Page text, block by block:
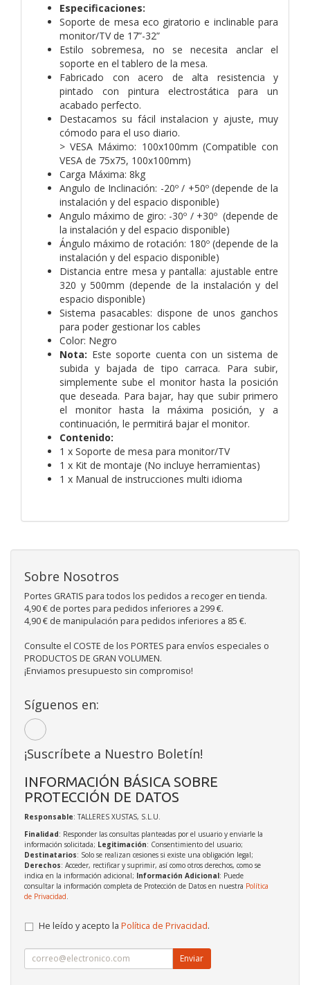
Especificaciones:
Soporte de mesa eco giratorio e inclinable para
monitor/TV de 17”-32”
Estilo sobremesa, no se necesita anclar el
soporte en el tablero de la mesa.
Fabricado con acero de alta resistencia y
pintado con pintura electrostática para un
acabado perfecto.
Destacamos su fácil instalacion y ajuste, muy
cómodo para el uso diario.
> VESA Máximo: 100x100mm (Compatible con
VESA de 75x75, 100x100mm)
Carga Máxima: 8kg
Angulo de Inclinación: -20º / +50º (depende de la
instalación y del espacio disponible)
Angulo máximo de giro: -30º / +30º (depende de
la instalación y del espacio disponible)
Ángulo máximo de rotación: 180º (depende de la
instalación y del espacio disponible)
Distancia entre mesa y pantalla: ajustable entre
320 y 500mm (depende de la instalación y del
espacio disponible)
Sistema pasacables: dispone de unos ganchos
para poder gestionar los cables
Color: Negro
Nota: Este soporte cuenta con un sistema de
subida y bajada de tipo carraca. Para subir,
simplemente sube el monitor hasta la posición
que deseada. Para bajar, hay que subir primero
el monitor hasta la máxima posición, y a
continuación, le permitirá bajar el monitor.
Contenido:
1 x Soporte de mesa para monitor/TV
1 x Kit de montaje (No incluye herramientas)
1 x Manual de instrucciones multi idioma
Sobre Nosotros
Portes GRATIS para todos los pedidos a recoger en tienda.
4,90 € de portes para pedidos inferiores a 299 €.
4,90 € de manipulación para pedidos inferiores a 85 €.
Consulte el COSTE de los PORTES para envíos especiales o
PRODUCTOS DE GRAN VOLUMEN.
¡Enviamos presupuesto sin compromiso!
Síguenos en:
¡Suscríbete a Nuestro Boletín!
INFORMACIÓN BÁSICA SOBRE
PROTECCIÓN DE DATOS
Responsable: TALLERES XUSTAS, S.L.U.
Finalidad: Responder las consultas planteadas por el usuario y enviarle la
información solicitada; Legitimación: Consentimiento del usuario;
Destinatarios: Solo se realizan cesiones si existe una obligación legal;
Derechos: Acceder, rectificar y suprimir, así como otros derechos, como se
indica en la información adicional; Información Adicional: Puede
consultar la información completa de Protección de Datos en nuestra Política
de Privacidad
He leído y acepto la Política de Privacidad.
Enviar